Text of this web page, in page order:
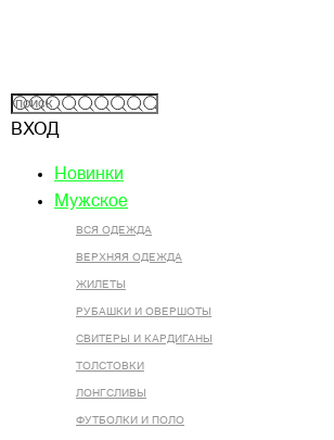
ВХОД
Новинки
Мужское
ВСЯ ОДЕЖДА
ВЕРХНЯЯ ОДЕЖДА
ЖИЛЕТЫ
РУБАШКИ И ОВЕРШОТЫ
СВИТЕРЫ И КАРДИГАНЫ
ТОЛСТОВКИ
ЛОНГСЛИВЫ
ФУТБОЛКИ И ПОЛО